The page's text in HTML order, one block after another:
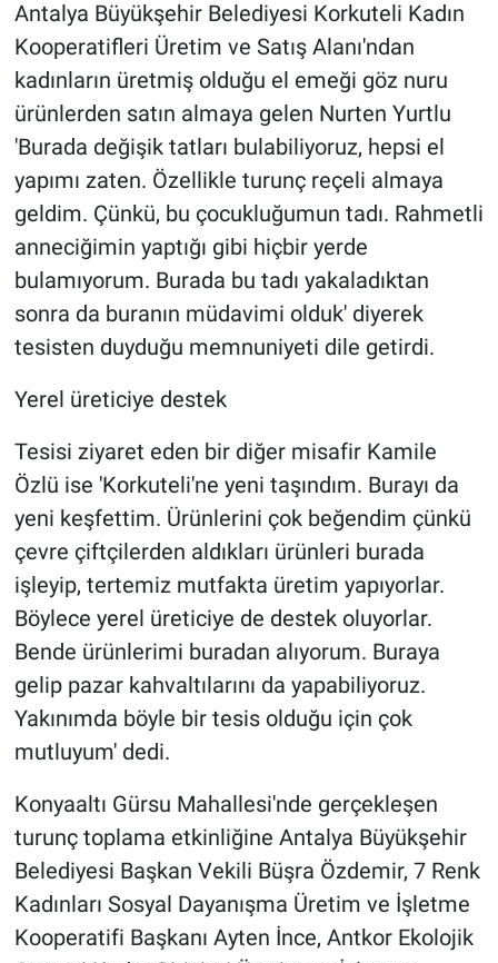
Antalya Büyükşehir Belediyesi Korkuteli Kadın
Kooperatifleri Üretim ve Satış Alanı'ndan
kadınların üretmiş olduğu el emeği göz nuru
ürünlerden satın almaya gelen Nurten Yurtlu
'Burada değişik tatları bulabiliyoruz, hepsi el
yapımı zaten. Özellikle turunç reçeli almaya
geldim. Çünkü, bu çocukluğumun tadı. Rahmetli
anneciğimin yaptığı gibi hiçbir yerde
bulamıyorum. Burada bu tadı yakaladıktan
sonra da buranın müdavimi olduk' diyerek
tesisten duyduğu memnuniyeti dile getirdi.
Yerel üreticiye destek
Tesisi ziyaret eden bir diğer misafir Kamile
Özlü ise 'Korkuteli'ne yeni taşındım. Burayı da
yeni keşfettim. Ürünlerini çok beğendim çünkü
çevre çiftçilerden aldıkları ürünleri burada
işleyip, tertemiz mutfakta üretim yapıyorlar.
Böylece yerel üreticiye de destek oluyorlar.
Bende ürünlerimi buradan alıyorum. Buraya
gelip pazar kahvaltılarını da yapabiliyoruz.
Yakınımda böyle bir tesis olduğu için çok
mutluyum' dedi.
Konyaaltı Gürsu Mahallesi'nde gerçekleşen
turunç toplama etkinliğine Antalya Büyükşehir
Belediyesi Başkan Vekili Büşra Özdemir, 7 Renk
Kadınları Sosyal Dayanışma Üretim ve İşletme
Kooperatifi Başkanı Ayten İnce, Antkor Ekolojik